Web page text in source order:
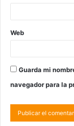
Web
Guarda mi
navegador para la